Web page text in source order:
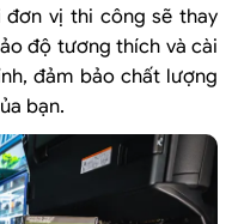
đơn vị thi công sẽ thay
độ tương thích và cài
đảm bảo chất lượng
bạn.